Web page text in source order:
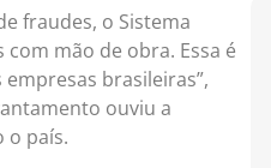
fraudes, o Sistema
mão de obra. Essa é
brasileiras”,
ouviu a
o país.